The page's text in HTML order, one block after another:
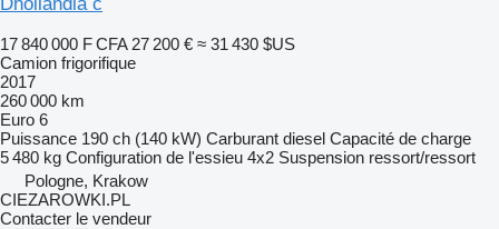
17 840 000 F CFA 27 200 € ≈ 31 430 $US
Camion frigorifique
2017
260 000 km
Euro 6
Puissance 190 ch (140 kW) Carburant diesel Capacité de charge
5 480 kg Configuration de l'essieu 4x2 Suspension ressort/ressort
Pologne, Krakow
CIEZAROWKI.PL
Contacter le vendeur